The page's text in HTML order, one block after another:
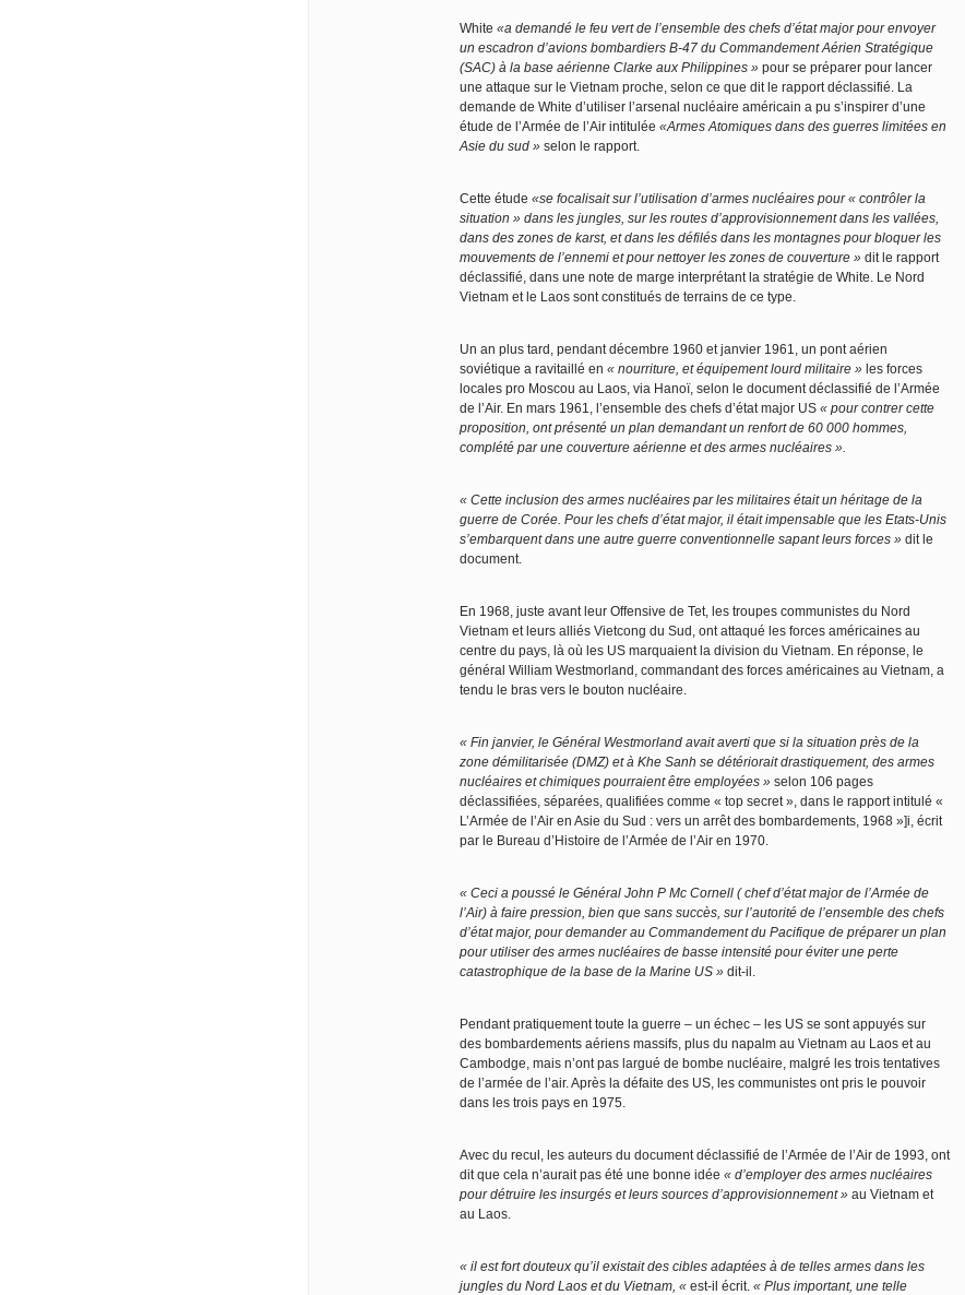
White «a demandé le feu vert de l’ensemble des chefs d’état major pour envoyer
un escadron d’avions bombardiers B-47 du Commandement Aérien Stratégique
(SAC) à la base aérienne Clarke aux Philippines » pour se préparer pour lancer
une attaque sur le Vietnam proche, selon ce que dit le rapport déclassifié. La
demande de White d’utiliser l’arsenal nucléaire américain a pu s’inspirer d’une
étude de l’Armée de l’Air intitulée «Armes Atomiques dans des guerres limitées en
Asie du sud » selon le rapport.
Cette étude «se focalisait sur l’utilisation d’armes nucléaires pour « contrôler la
situation » dans les jungles, sur les routes d’approvisionnement dans les vallées,
dans des zones de karst, et dans les défilés dans les montagnes pour bloquer les
mouvements de l’ennemi et pour nettoyer les zones de couverture » dit le rapport
déclassifié, dans une note de marge interprétant la stratégie de White. Le Nord
Vietnam et le Laos sont constitués de terrains de ce type.
Un an plus tard, pendant décembre 1960 et janvier 1961, un pont aérien
soviétique a ravitaillé en « nourriture, et équipement lourd militaire » les forces
locales pro Moscou au Laos, via Hanoï, selon le document déclassifié de l’Armée
de l’Air. En mars 1961, l’ensemble des chefs d’état major US « pour contrer cette
proposition, ont présenté un plan demandant un renfort de 60 000 hommes,
complété par une couverture aérienne et des armes nucléaires ».
« Cette inclusion des armes nucléaires par les militaires était un héritage de la
guerre de Corée. Pour les chefs d’état major, il était impensable que les Etats-Unis
s’embarquent dans une autre guerre conventionnelle sapant leurs forces » dit le
document.
En 1968, juste avant leur Offensive de Tet, les troupes communistes du Nord
Vietnam et leurs alliés Vietcong du Sud, ont attaqué les forces américaines au
centre du pays, là où les US marquaient la division du Vietnam. En réponse, le
général William Westmorland, commandant des forces américaines au Vietnam, a
tendu le bras vers le bouton nucléaire.
« Fin janvier, le Général Westmorland avait averti que si la situation près de la
zone démilitarisée (DMZ) et à Khe Sanh se détériorait drastiquement, des armes
nucléaires et chimiques pourraient être employées » selon 106 pages
déclassifiées, séparées, qualifiées comme « top secret », dans le rapport intitulé «
L’Armée de l’Air en Asie du Sud : vers un arrêt des bombardements, 1968 »]i, écrit
par le Bureau d’Histoire de l’Armée de l’Air en 1970.
« Ceci a poussé le Général John P Mc Cornell ( chef d’état major de l’Armée de
l’Air) à faire pression, bien que sans succès, sur l’autorité de l’ensemble des chefs
d’état major, pour demander au Commandement du Pacifique de préparer un plan
pour utiliser des armes nucléaires de basse intensité pour éviter une perte
catastrophique de la base de la Marine US » dit-il.
Pendant pratiquement toute la guerre – un échec – les US se sont appuyés sur
des bombardements aériens massifs, plus du napalm au Vietnam au Laos et au
Cambodge, mais n’ont pas largué de bombe nucléaire, malgré les trois tentatives
de l’armée de l’air. Après la défaite des US, les communistes ont pris le pouvoir
dans les trois pays en 1975.
Avec du recul, les auteurs du document déclassifié de l’Armée de l’Air de 1993, ont
dit que cela n’aurait pas été une bonne idée « d’employer des armes nucléaires
pour détruire les insurgés et leurs sources d’approvisionnement » au Vietnam et
au Laos.
« il est fort douteux qu’il existait des cibles adaptées à de telles armes dans les
jungles du Nord Laos et du Vietnam, « est-il écrit. « Plus important, une telle